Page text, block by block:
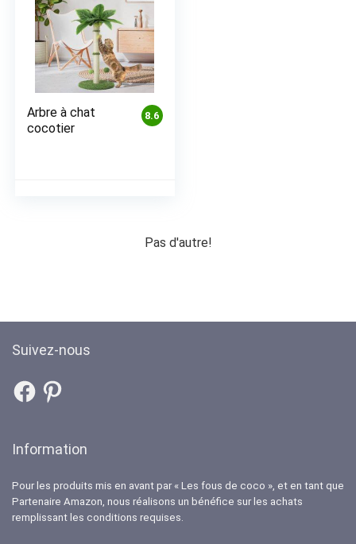
8.6
Arbre à chat
cocotier
Pas d'autre!
Suivez-nous
FacebookPinterest
Information
Pour les produits mis en avant par « Les fous de coco », et en tant que
Partenaire Amazon, nous réalisons un bénéfice sur les achats
remplissant les conditions requises.